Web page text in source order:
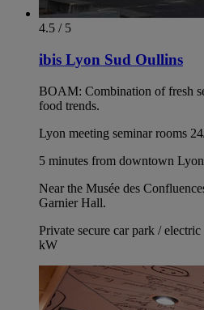
4.5 / 5
ibis Lyon Sud Oullins
BOAM: Combination of fresh
food trends.
Lyon meeting seminar rooms
5 minutes from downtown
Near the Musée des
Garnier Hall.
Private secure car park /
kW